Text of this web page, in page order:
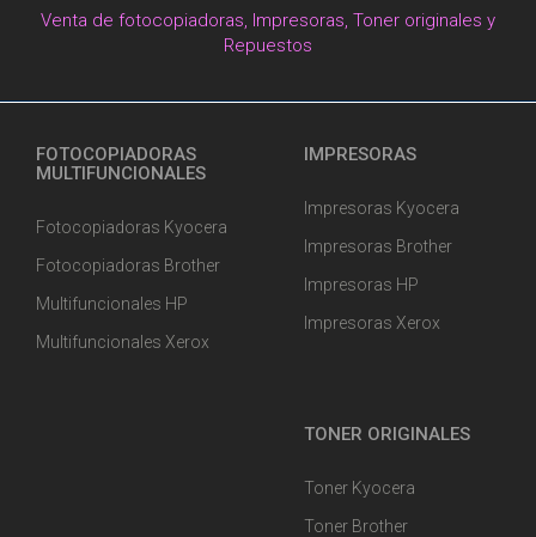
Venta de fotocopiadoras, Impresoras, Toner originales y
Repuestos
FOTOCOPIADORAS
MULTIFUNCIONALES
Fotocopiadoras Kyocera
Fotocopiadoras Brother
Multifuncionales HP
Multifuncionales Xerox
IMPRESORAS
Impresoras Kyocera
Impresoras Brother
Impresoras HP
Impresoras Xerox
TONER ORIGINALES
Toner Kyocera
Toner Brother